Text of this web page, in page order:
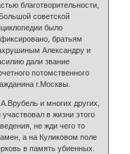
благотворительности,
советской
было
братьям
Александру и
дали звание
потомственного
г.Москвы.
и многих других,
участвовал в жизни этого
не жди чего то
а на Куликовом поле
в память убиенных.